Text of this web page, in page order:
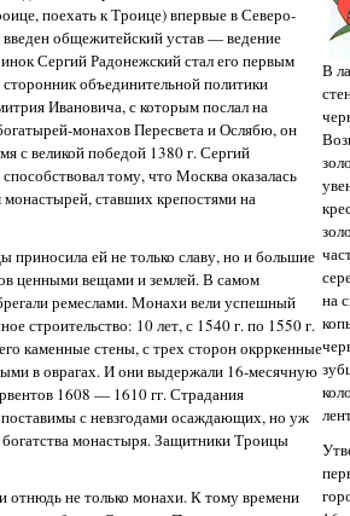
поехать к Троице) впервые в Северо-
общежитейский устав — ведение
Сергий Радонежский стал его первым
объединительной политики
Ивановича, с которым послал на
монахов Пересвета и Ослябю, он
с великой победой 1380 г. Сергий
тому, что Москва оказалась
ставших крепостями на
приносила ей не только славу, но и большие
ценными вещами и землей. В самом
ремеслами. Монахи вели успешный
строительство: 10 лет, с 1540 г. по 1550 г.
каменные стены, с трех сторон окрркенные
в оврагах. И они выдержали 16-месячную
1608 — 1610 гг. Страдания
с невзгодами осаждающих, но уж
богатства монастыря. Защитники Троицы
отнюдь не только монахи. К тому времени
В
на